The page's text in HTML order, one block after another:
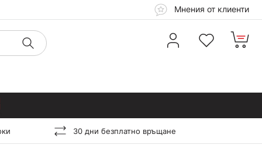
Мнения от клиенти
30 дни безплатно връщане